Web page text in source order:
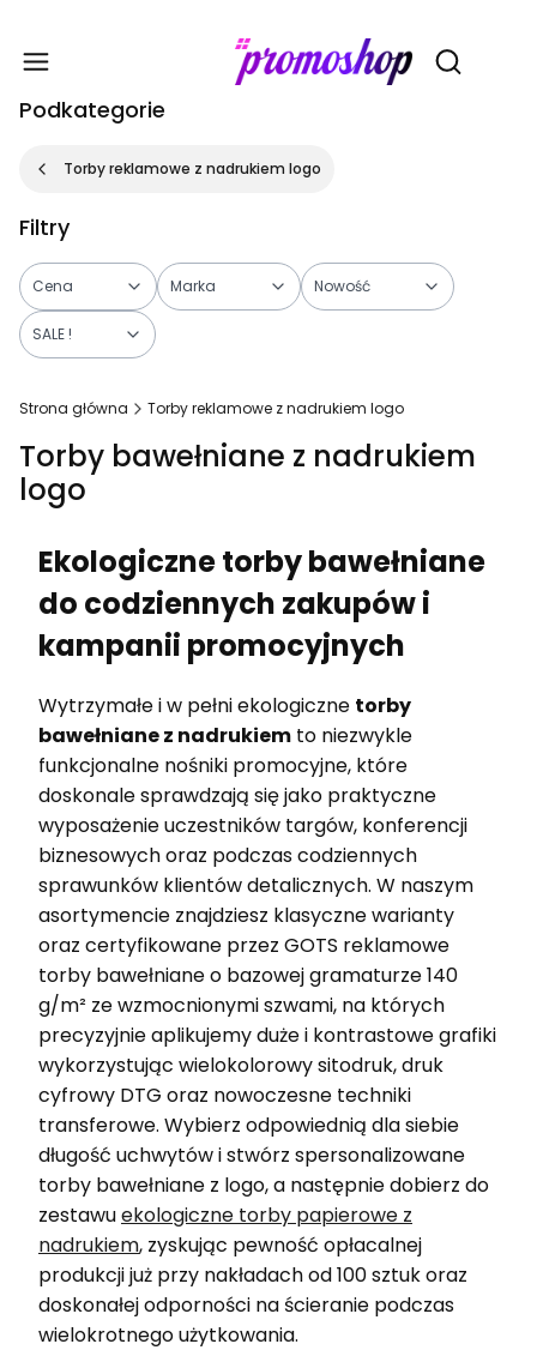
Otwórz
Podkategorie
Torby reklamowe z nadrukiem logo
Filtry
Cena Marka Nowość
SALE !
Strona główna Torby reklamowe z nadrukiem logo
Torby bawełniane z nadrukiem
logo
Ekologiczne torby bawełniane
do codziennych zakupów i
kampanii promocyjnych
Wytrzymałe i w pełni ekologiczne torby
bawełniane z nadrukiem to niezwykle
funkcjonalne nośniki promocyjne, które
doskonale sprawdzają się jako praktyczne
wyposażenie uczestników targów, konferencji
biznesowych oraz podczas codziennych
sprawunków klientów detalicznych. W naszym
asortymencie znajdziesz klasyczne warianty
oraz certyfikowane przez GOTS reklamowe
torby bawełniane o bazowej gramaturze 140
g/m² ze wzmocnionymi szwami, na których
precyzyjnie aplikujemy duże i kontrastowe grafiki
wykorzystując wielokolorowy sitodruk, druk
cyfrowy DTG oraz nowoczesne techniki
transferowe. Wybierz odpowiednią dla siebie
długość uchwytów i stwórz spersonalizowane
torby bawełniane z logo, a następnie dobierz do
zestawuekologiczne torby papierowe z
nadrukiem, zyskując pewność opłacalnej
produkcji już przy nakładach od 100 sztuk oraz
doskonałej odporności na ścieranie podczas
wielokrotnego użytkowania.